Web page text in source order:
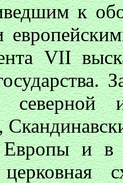
к
VII
Европы и в
церковная